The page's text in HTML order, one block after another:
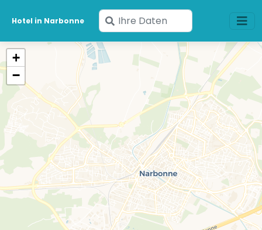
Hotel in Narbonne
Geben
Sie
Daten
+
−